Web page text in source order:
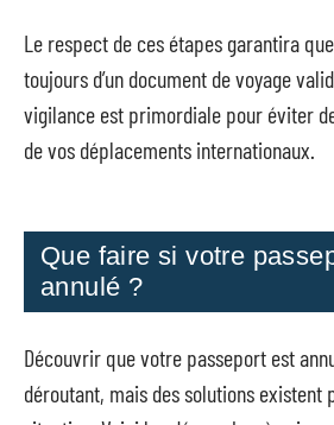
Le respect de ces étapes garantira
toujours d’un document de voyage
vigilance est primordiale pour éviter
de vos déplacements internationaux.
Que faire si votre
annulé ?
Découvrir que votre passeport est
déroutant, mais des solutions existent